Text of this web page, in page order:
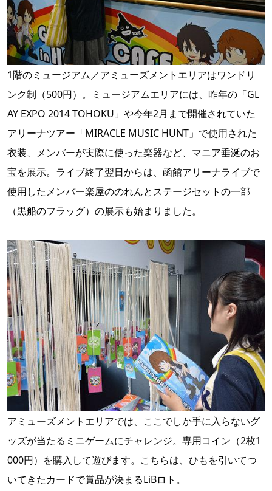
1階のミュージアム／アミューズメントエリアはワンドリ
ンク制（500円）。ミュージアムエリアには、昨年の「GL
AY EXPO 2014 TOHOKU」や今年2月まで開催されていた
アリーナツアー「MIRACLE MUSIC HUNT」で使用された
衣装、メンバーが実際に使った楽器など、マニア垂涎のお
宝を展示。ライブ終了翌日からは、函館アリーナライブで
使用したメンバー楽屋ののれんとステージセットの一部
（黒船のフラッグ）の展示も始まりました。
アミューズメントエリアでは、ここでしか手に入らないグ
ッズが当たるミニゲームにチャレンジ。専用コイン（2枚1
000円）を購入して遊びます。こちらは、ひもを引いてつ
いてきたカードで賞品が決まるLiBロト。